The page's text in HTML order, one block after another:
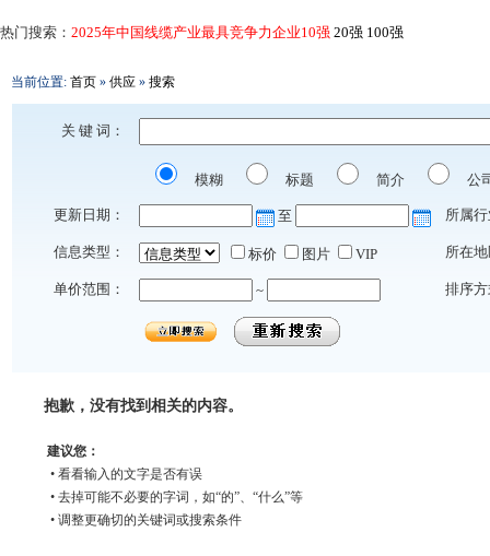
热门搜索： 2025年中国线缆产业最具竞争力企业10强 20强 100强
当前位置: 首页 » 供应 » 搜索
关 键 词：
模糊 标题 简介 公
更新日期： 至 所属
信息类型： 标价 图片 VIP 所在
单价范围： ~ 排序
抱歉，没有找到相关的内容。
建议您：
• 看看输入的文字是否有误
• 去掉可能不必要的字词，如“的”、“什么”等
• 调整更确切的关键词或搜索条件